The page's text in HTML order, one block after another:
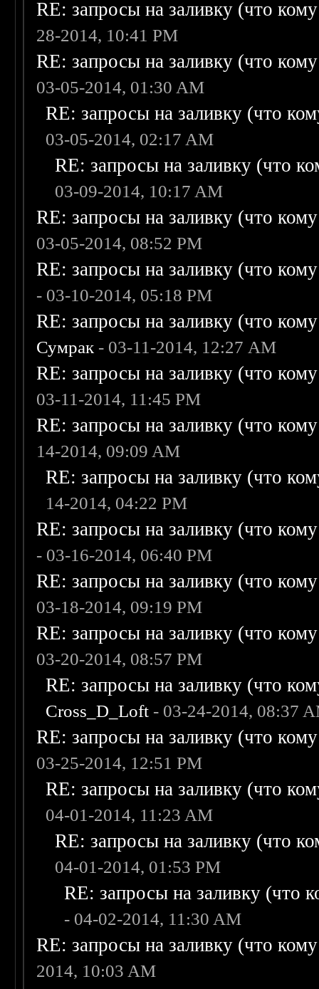
RE: запросы на заливку (что
28-2014, 10:41 PM
RE: запросы на заливку (что
03-05-2014, 01:30 AM
RE: запросы на заливку (что
03-05-2014, 02:17 AM
RE: запросы на заливку (что
03-09-2014, 10:17 AM
RE: запросы на заливку (что
03-05-2014, 08:52 PM
RE: запросы на заливку (что
- 03-10-2014, 05:18 PM
RE: запросы на заливку (что
Сумрак - 03-11-2014, 12:27 AM
RE: запросы на заливку (что
03-11-2014, 11:45 PM
RE: запросы на заливку (что
14-2014, 09:09 AM
RE: запросы на заливку (что
14-2014, 04:22 PM
RE: запросы на заливку (что
- 03-16-2014, 06:40 PM
RE: запросы на заливку (что
03-18-2014, 09:19 PM
RE: запросы на заливку (что
03-20-2014, 08:57 PM
RE: запросы на заливку (что
Cross_D_Loft - 03-24-2014, 08:37
RE: запросы на заливку (что
03-25-2014, 12:51 PM
RE: запросы на заливку (что
04-01-2014, 11:23 AM
RE: запросы на заливку (что
04-01-2014, 01:53 PM
RE: запросы на заливку (что
- 04-02-2014, 11:30 AM
RE: запросы на заливку (что
2014, 10:03 AM